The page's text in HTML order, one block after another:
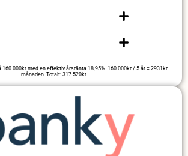
160 000kr med en effektiv årsränta 18,95%. 160 000kr / 5 år = 2931kr
månaden. Totalt: 317 520kr